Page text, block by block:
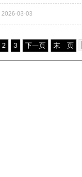
2026-03-03
2 3 下一页 末 页